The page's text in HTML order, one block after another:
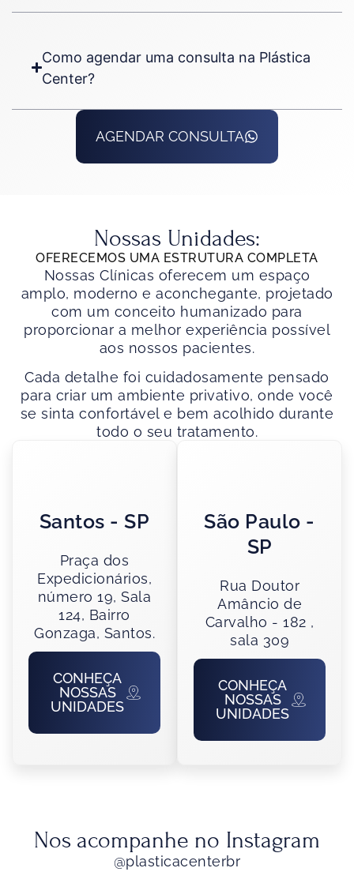
Como agendar uma consulta na Plástica
Center?
AGENDAR CONSULTA
Nossas Unidades:
OFERECEMOS UMA ESTRUTURA COMPLETA
Nossas Clínicas oferecem um espaço
amplo, moderno e aconchegante, projetado
com um conceito humanizado para
proporcionar a melhor experiência possível
aos nossos pacientes.
Cada detalhe foi cuidadosamente pensado
para criar um ambiente privativo, onde você
se sinta confortável e bem acolhido durante
todo o seu tratamento.
Santos - SP
Praça dos
Expedicionários,
número 19, Sala
124, Bairro
Gonzaga, Santos.
CONHEÇA
NOSSAS
UNIDADES
São Paulo -
SP
Rua Doutor
Amâncio de
Carvalho - 182 ,
sala 309
CONHEÇA
NOSSAS
UNIDADES
Nos acompanhe no Instagram
@plasticacenterbr